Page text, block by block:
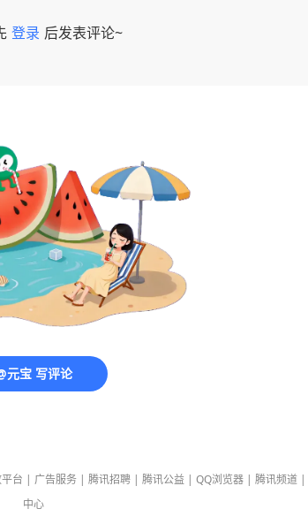
登录 后发表评论~
元宝 写评论
台 | 广告服务 | 腾讯招聘 | 腾讯公益 | QQ浏览器 | 腾讯频道 |
中心